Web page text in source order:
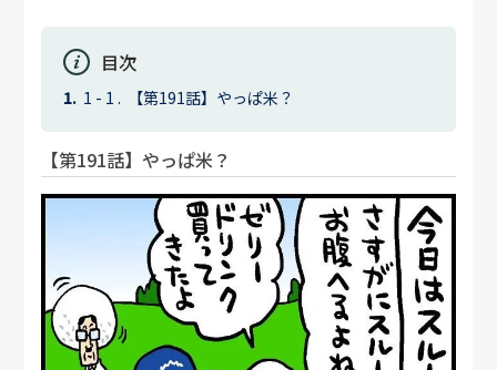
目次
【第191話】やっぱ米？
【第191話】やっぱ米？